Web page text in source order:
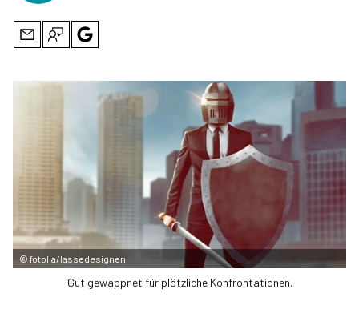
© fotolia/lassedesignen
Gut gewappnet für plötzliche Konfrontationen.